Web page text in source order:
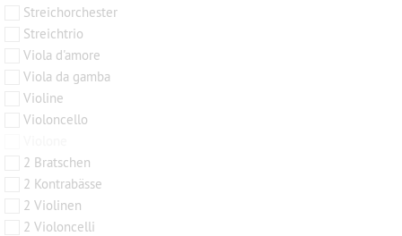
Streichorchester
Streichtrio
Viola d'amore
Viola da gamba
Violine
Violoncello
2 Bratschen
2 Kontrabässe
2 Violinen
2 Violoncelli